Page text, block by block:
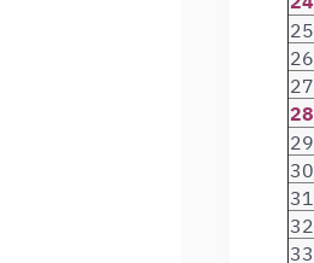
25
26
27
28
29
30
31
32
33